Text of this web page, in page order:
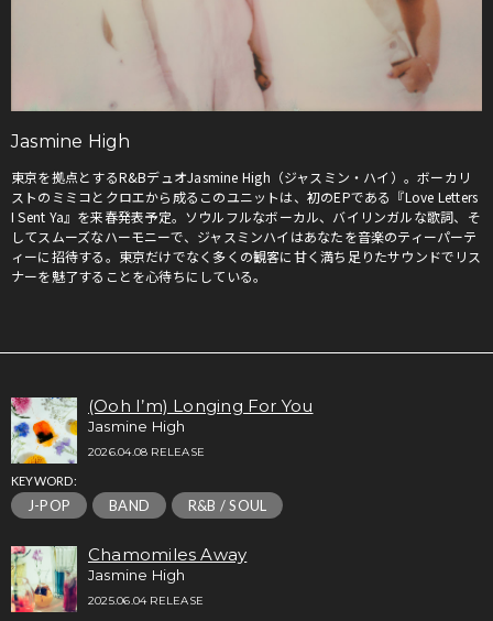
Jasmine High
東京を拠点とするR&BデュオJasmine High（ジャスミン・ハイ）。ボーカリ
ストのミミコとクロエから成るこのユニットは、初のEPである『Love Letters
I Sent Ya』を来春発表予定。ソウルフルなボーカル、バイリンガルな歌詞、そ
してスムーズなハーモニーで、ジャスミンハイはあなたを音楽のティーパーテ
ィーに招待する。東京だけでなく多くの観客に甘く満ち足りたサウンドでリス
ナーを魅了することを心待ちにしている。
(Ooh I’m) Longing For You
Jasmine High
2026.04.08 RELEASE
KEYWORD:
J-POP BAND R&B / SOUL
Chamomiles Away
Jasmine High
2025.06.04 RELEASE